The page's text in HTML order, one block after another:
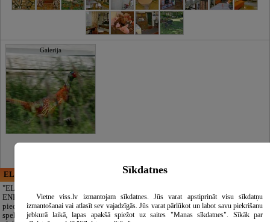
Galerija
ELECTRIC ENERGY
"ELECTRIC
ENERGY Kandava"
piedāvā pilna
spektra
CĒSU APBEDĪŠANAS
Cieņpilnas atvadas
bez liekām raizēm.
Mēs parūpēsimies
Sīkdatnes
Vietne viss.lv izmantojam sīkdatnes. Jūs varat apstiprināt visu sīkdatņu
izmantošanai vai atlasīt sev vajadzīgās. Jūs varat pārlūkot un labot savu piekrišanu
jebkurā laikā, lapas apakšā spiežot uz saites "Manas sīkdatnes". Sīkāk par